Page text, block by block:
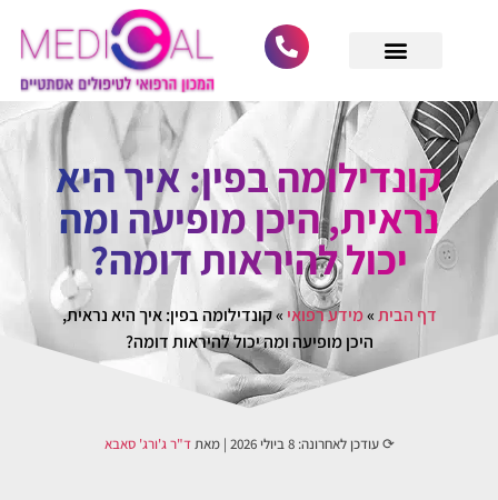
קונדילומה בפין: איך היא
נראית, היכן מופיעה ומה
יכול להיראות דומה?
דף הבית»מידע רפואי»קונדילומה בפין: איך היא נראית,
היכן מופיעה ומה יכול להיראות דומה?
⟳ עודכן לאחרונה:8 ביולי 2026 | מאתד"ר ג'ורג' סאבא